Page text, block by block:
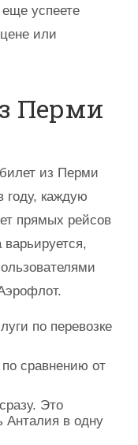
успеете
или
Перми
из Перми
году, каждую
прямых рейсов
по перевозке
сравнению от
Это
Анталия в одну